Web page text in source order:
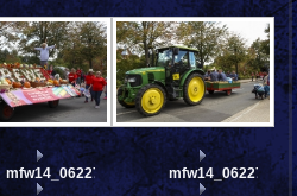
mfw14_062277
mfw14_062273